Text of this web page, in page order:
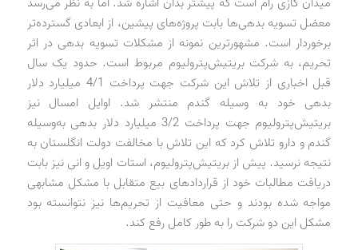
معضل تسویه بدهی‌ها بابت پروژه‌های پیشین، از ابعادی گسترده‌تر
برخوردار است. مشهورترین نمونه از مشکلات تسویه بدهی در اثر
تحریم، به شرکت بریتیش‌پترولیوم مربوط است. حدود یک ‌سال
قبل اخباری از تلاش این شرکت جهت پرداخت 4/1 میلیارد دلار
بدهی خود به وسیله گندم منتشر شد. اوایل امسال نیز
بریتیش‌پترولیوم جهت پرداخت 3/2 میلیارد دلار بدهی به‌وسیله
گندم و دارو تلاش کرد که این تلاش با مخالفت دولت انگلستان به
نتیجه نرسید. پیش از بریتیش‌پترولیوم، استات اویل و انی نیز بابت
دریافت مطالبات خود از قراردادهای بیع متقابل با مشکل مشابهی
مواجه شده بودند و حتی معافیت از تحریم‌ها نیز نتوانسته بود
مشکل این دو شرکت را به طور کامل رفع کند.